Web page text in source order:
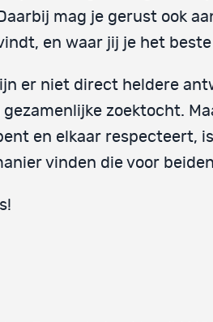
mag je gerust ook
en waar jij je het
er niet direct heldere
gezamenlijke zoektocht.
en elkaar respecteert,
vinden die voor